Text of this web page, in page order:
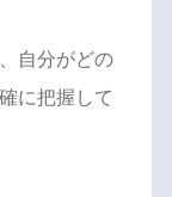
自分がどの
に把握して